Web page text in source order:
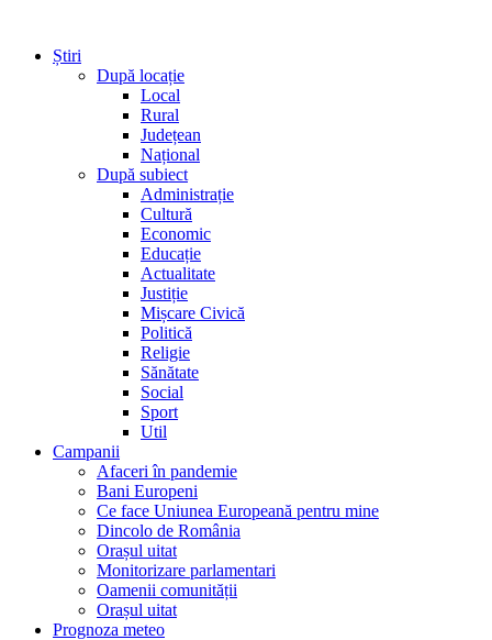
Știri
După locație
Local
Rural
Județean
Național
După subiect
Administrație
Cultură
Economic
Educație
Actualitate
Justiție
Mișcare Civică
Politică
Religie
Sănătate
Social
Sport
Util
Campanii
Afaceri în pandemie
Bani Europeni
Ce face Uniunea Europeană pentru mine
Dincolo de România
Orașul uitat
Monitorizare parlamentari
Oamenii comunității
Orașul uitat
Prognoza meteo